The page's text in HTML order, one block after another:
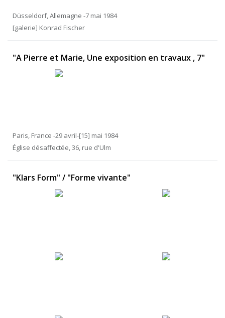
Düsseldorf, Allemagne -7 mai 1984
[galerie] Konrad Fischer
"A Pierre et Marie, Une exposition en travaux , 7"
Paris, France -29 avril-[15] mai 1984
Église désaffectée, 36, rue d'Ulm
"Klars Form" / "Forme vivante"